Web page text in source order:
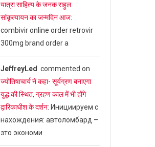
यात्रा साहित्य के जनक राहुल
सांकृत्यायन का जन्‍मदिन आज:
combivir online order retrovir
300mg brand order a
JeffreyLed commented on
ज्योतिषाचार्य ने कहा- सूर्यग्रण बनाएगा
युद्ध की स्थित, ग्रहण काल में भी होंगे
द्वारिकाधीश के दर्शन: Инициируем с
нахождения: автоломбард –
это экономи